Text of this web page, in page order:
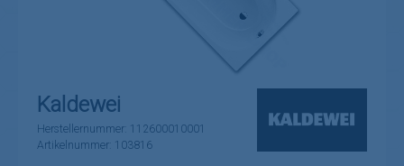
Kaldewei
Herstellernummer: 112600010001
Artikelnummer: 103816